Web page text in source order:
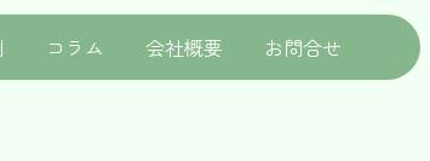
コラム 会社概要 お問合せ